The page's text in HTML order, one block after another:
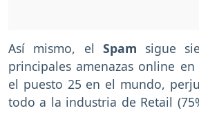
Así mismo, el Spam sigue
principales amenazas online
el puesto 25 en el mundo,
todo a la industria de Retail